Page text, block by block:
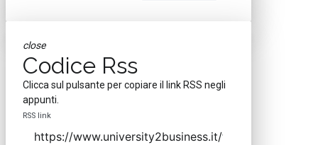
close
Codice Rss
Clicca sul pulsante per copiare il link RSS negli
appunti.
RSS link